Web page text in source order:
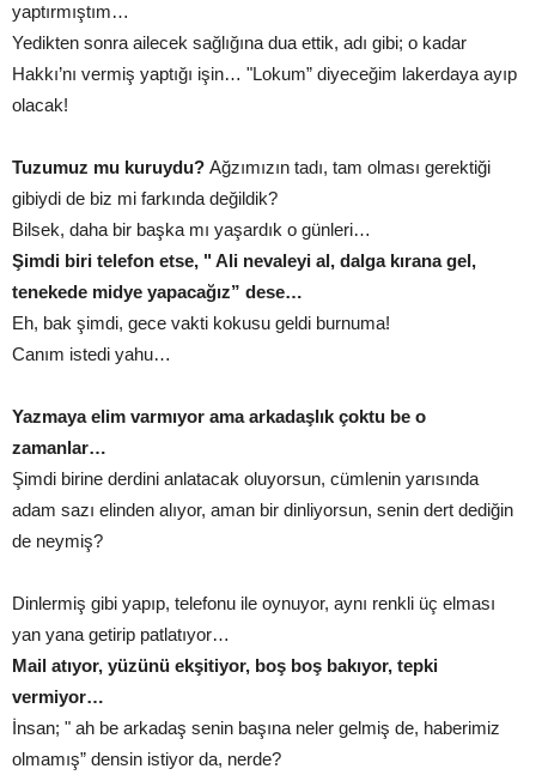
yaptırmıştım…
Yedikten sonra ailecek sağlığına dua ettik, adı gibi; o kadar
Hakkı’nı vermiş yaptığı işin… "Lokum” diyeceğim lakerdaya ayıp
olacak!
Tuzumuz mu kuruydu? Ağzımızın tadı, tam olması gerektiği
gibiydi de biz mi farkında değildik?
Bilsek, daha bir başka mı yaşardık o günleri…
Şimdi biri telefon etse, " Ali nevaleyi al, dalga kırana gel,
tenekede midye yapacağız” dese…
Eh, bak şimdi, gece vakti kokusu geldi burnuma!
Canım istedi yahu…
Yazmaya elim varmıyor ama arkadaşlık çoktu be o
zamanlar…
Şimdi birine derdini anlatacak oluyorsun, cümlenin yarısında
adam sazı elinden alıyor, aman bir dinliyorsun, senin dert dediğin
de neymiş?
Dinlermiş gibi yapıp, telefonu ile oynuyor, aynı renkli üç elması
yan yana getirip patlatıyor…
Mail atıyor, yüzünü ekşitiyor, boş boş bakıyor, tepki
vermiyor…
İnsan; " ah be arkadaş senin başına neler gelmiş de, haberimiz
olmamış” densin istiyor da, nerde?